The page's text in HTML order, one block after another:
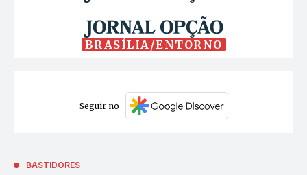
BRASÍLIA/ENTORNO
Seguir no
BASTIDORES